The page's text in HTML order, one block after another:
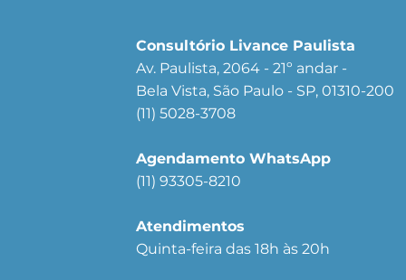
Consultório Livance Paulista
Av. Paulista, 2064 - 21º andar -
Bela Vista, São Paulo - SP, 01310-200
(11) 5028-3708
Agendamento WhatsApp
(11) 93305-8210
Atendimentos
Quinta-feira das 18h às 20h